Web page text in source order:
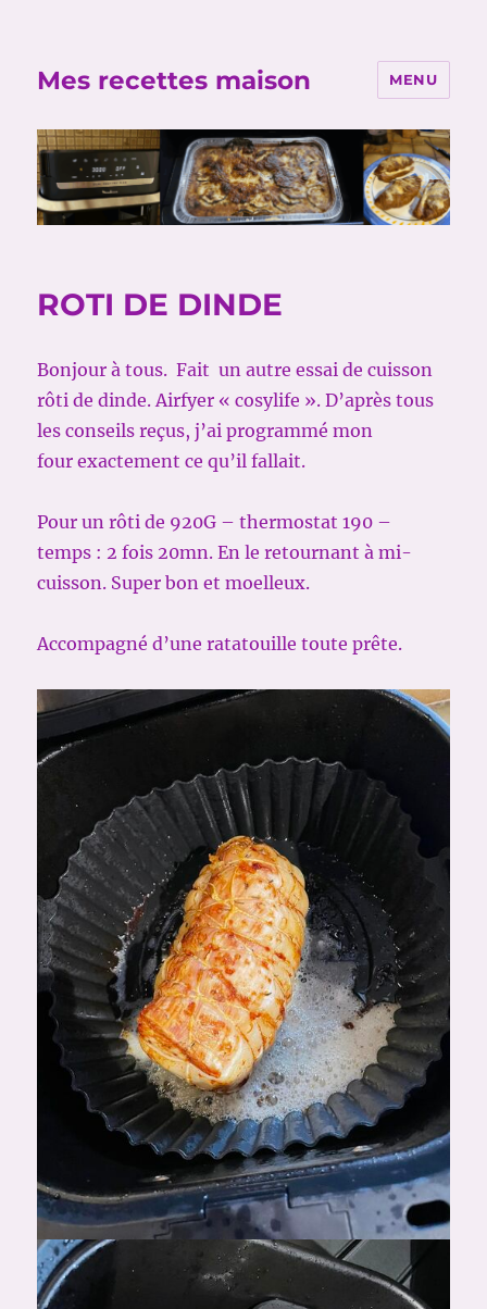
Mes recettes maison MENU
ROTI DE DINDE
Bonjour à tous. Fait un autre essai de cuisson
rôti de dinde. Airfyer « cosylife ». D’après tous
les conseils reçus, j’ai programmé mon
four exactement ce qu’il fallait.
Pour un rôti de 920G – thermostat 190 –
temps : 2 fois 20mn. En le retournant à mi-
cuisson. Super bon et moelleux.
Accompagné d’une ratatouille toute prête.